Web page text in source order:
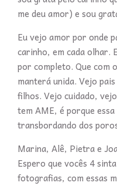
me deu amor) e sou
Eu vejo amor por onde
carinho, em cada olhar.
por completo. Que com
manterá unida. Vejo
filhos. Vejo cuidado,
tem AME, é porque
transbordando dos
Marina, Alê, Pietra e
Espero que vocês 4
fotografias, com essas